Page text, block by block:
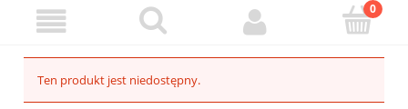
Ten produkt jest niedostępny.